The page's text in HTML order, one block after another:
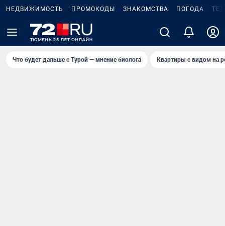
НЕДВИЖИМОСТЬ ПРОМОКОДЫ ЗНАКОМСТВА ПОГОДА
Что будет дальше с Турой — мнение биолога Квартиры с видом на